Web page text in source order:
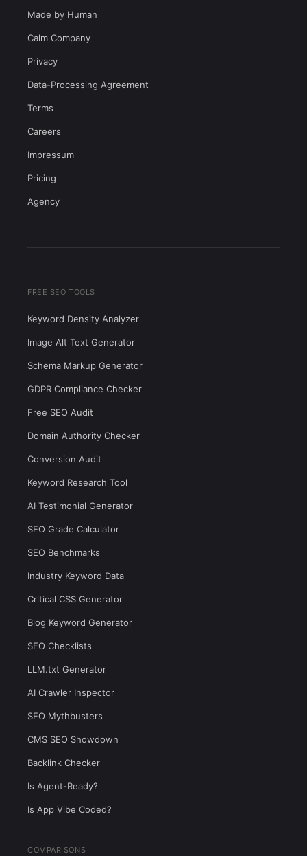
Made by Human
Calm Company
Privacy
Data-Processing Agreement
Terms
Careers
Impressum
Pricing
Agency
FREE SEO TOOLS
Keyword Density Analyzer
Image Alt Text Generator
Schema Markup Generator
GDPR Compliance Checker
Free SEO Audit
Domain Authority Checker
Conversion Audit
Keyword Research Tool
AI Testimonial Generator
SEO Grade Calculator
SEO Benchmarks
Industry Keyword Data
Critical CSS Generator
Blog Keyword Generator
SEO Checklists
LLM.txt Generator
AI Crawler Inspector
SEO Mythbusters
CMS SEO Showdown
Backlink Checker
Is Agent-Ready?
Is App Vibe Coded?
COMPARISONS